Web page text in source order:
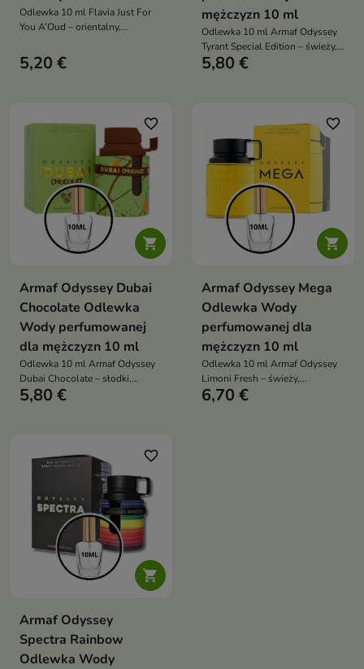
Odlewka 10 ml Flavia Just For
You A’Oud – orientalny,
zmysłowy zapach unisex z
oudem i wanilią
5,20 €
mężczyzn 10 ml
Odlewka 10 ml Armaf Odyssey
Tyrant Special Edition – świeży,
cytrusowo-aromatyczny,
5,80 €

favorite_border
Armaf Odyssey Dubai
Chocolate Odlewka
Wody perfumowanej
dla mężczyzn 10 ml
Odlewka 10 ml Armaf Odyssey
Dubai Chocolate – słodki,
intensywny i luksusowy męski
5,80 €

favorite_border
Armaf Odyssey Mega
Odlewka Wody
perfumowanej dla
mężczyzn 10 ml
Odlewka 10 ml Armaf Odyssey
Limoni Fresh – świeży,
cytrusowy, energetyczny zapach
6,70 €

favorite_border
Armaf Odyssey
Spectra Rainbow
Odlewka Wody